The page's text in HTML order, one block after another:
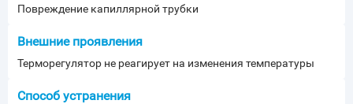
Повреждение капиллярной трубки
Терморегулятор не реагирует на изменения температуры